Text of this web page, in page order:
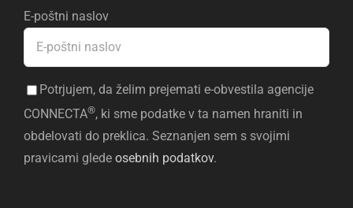
E-poštni naslov
Potrjujem, da želim prejemati e-obvestila agencije
CONNECTA®, ki sme podatke v ta namen hraniti in
obdelovati do preklica. Seznanjen sem s svojimi
pravicami glede osebnih podatkov.